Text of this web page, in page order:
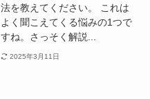
法を教えてください。 これは
よく聞こえてくる悩みの1つで
すね。さっそく解説...
2025年3月11日